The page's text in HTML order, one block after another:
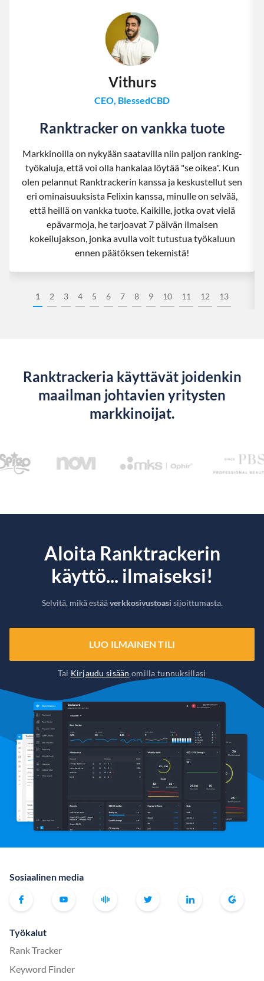
1 2 3 4 5 6 7 8 9 10 11 12 13
Vithurs
CEO, BlessedCBD
Ranktracker on vankka tuote
Markkinoilla on nykyään saatavilla niin paljon ranking-
työkaluja, että voi olla hankalaa löytää "se oikea". Kun
olen pelannut Ranktrackerin kanssa ja keskustellut sen
eri ominaisuuksista Felixin kanssa, minulle on selvää,
että heillä on vankka tuote. Kaikille, jotka ovat vielä
epävarmoja, he tarjoavat 7 päivän ilmaisen
kokeilujakson, jonka avulla voit tutustua työkaluun
ennen päätöksen tekemistä!
Ranktrackeria käyttävät joidenkin
maailman johtavien yritysten
markkinoijat.
Aloita Ranktrackerin
käyttö... ilmaiseksi!
Selvitä, mikä estääverkkosivustoasi sijoittumasta.
LUO ILMAINEN TILI
Tai Kirjaudu sisään omilla tunnuksillasi
Sosiaalinen media
Työkalut
Rank Tracker
Keyword Finder